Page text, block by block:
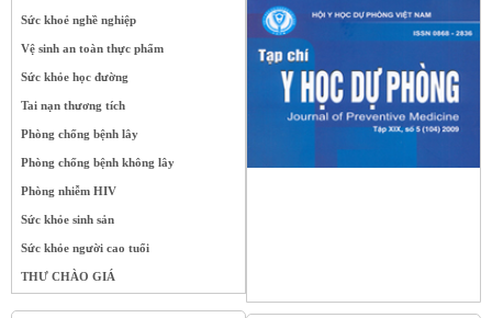
Sức khoẻ nghề nghiệp
Vệ sinh an toàn thực phẩm
Sức khỏe học đường
Tai nạn thương tích
Phòng chống bệnh lây
Phòng chống bệnh không lây
Phòng nhiễm HIV
Sức khỏe sinh sản
Sức khỏe người cao tuổi
THƯ CHÀO GIÁ